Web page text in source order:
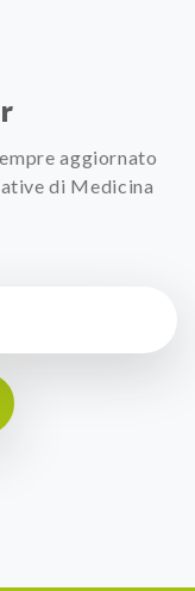
aggiornato
di Medicina